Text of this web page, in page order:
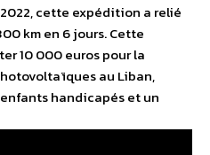
cette expédition a relié
km en 6 jours. Cette
10 000 euros pour la
au Liban,
handicapés et un